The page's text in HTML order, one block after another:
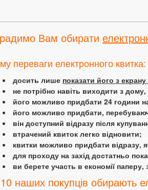
Вам обирати
переваги електронного квитка:
досить лише показати його з
не потрібно навіть виходити з
його можливо придбати 24 години
його можливо придбати,
він доступний відразу після
втрачений квиток легко відновити;
квитки можливо придбати відразу,
для проходу на захід достатньо
ви берете участь в економії паперу,
10 наших покупців обирають